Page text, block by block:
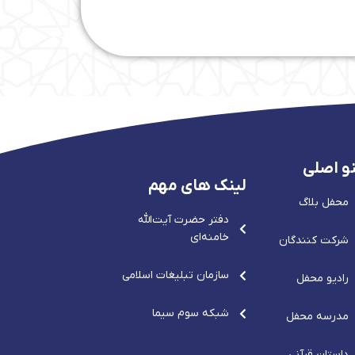
اصلی
محفل بلاگ
شرکت کنندگان
رادیو محفل
مدرسه محفل
لینک های مهم
دفتر حضرت آيت‌الله‌
خامنه‌ای
سازمان تبلیغات اسلامی
شبکه سوم سیما